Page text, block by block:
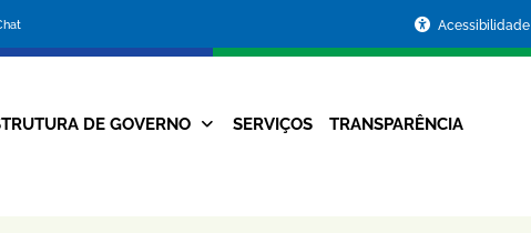
da
Prefeitura
Acessibilidade
Navegação
DE GOVERNO SERVIÇOS TRANSPARÊNCIA